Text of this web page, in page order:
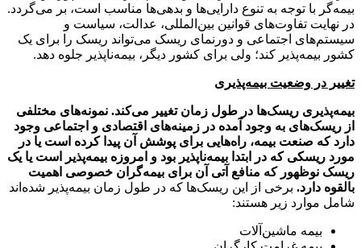
بیمه‌گر با توجه به تنوع دارایی‌ها و بدهی‌ها مناسب است، بر می‌گردد.
در نهایت تفاوت‌های قوانین بین‌المللی، عدالت، سیاست و
سیستم‌های اجتماعی و دورنمای ریسک می‌تواند ریسک را برای یک
کشور بیمه‌پذیر کند؛ ولی برای کشور دیگر، بیمه‌ناپذیر جلوه دهد.
تغییر در وضعیت بیمه‌پذیری
بیمه‌پذیری ریسک‌ها در طول زمان تغییر می‌کند. نمونه‌های مختلفی
از ریسک‌های به وجود آمده در زمینه‌های اقتصادی و اجتماعی وجود
دارد که صنعت بیمه، راه‌هایی برای پوشش آن پیدا کرده است یا در
مورد ریسکی که در ابتدا بیمه‌ناپذیر بود و امروزه بیمه‌پذیر است یا یک
ریسک نوظهور که منافع آتی آن برای بیمه‌گران خصوصی اهمیت
بالقوه دارد. برخی از این ریسک‌ها که در طول زمان بیمه‌پذیر شده‌اند
شامل موارد زیر هستند:
بیمه ماشین‌آلات